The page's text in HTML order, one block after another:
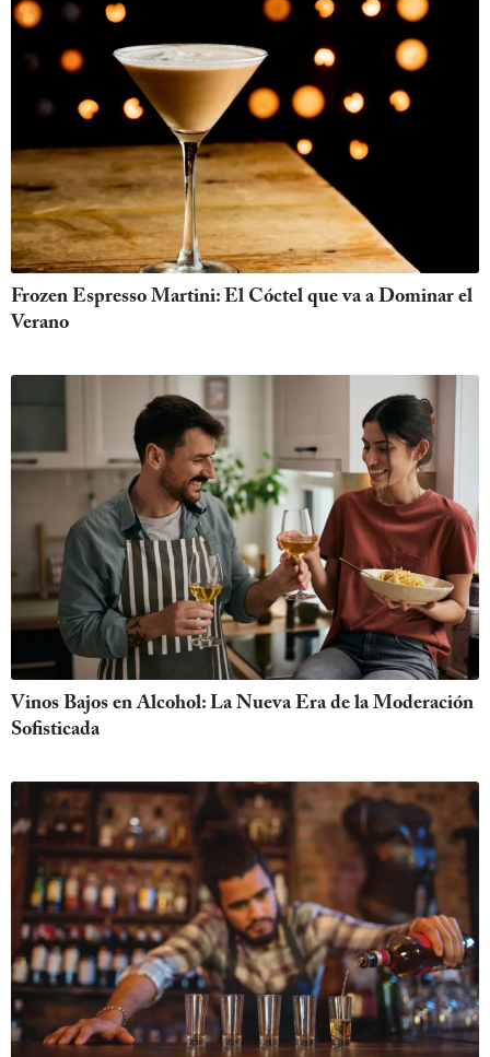
Frozen Espresso Martini: El Cóctel que va a Dominar el
Verano
Vinos Bajos en Alcohol: La Nueva Era de la Moderación
Sofisticada